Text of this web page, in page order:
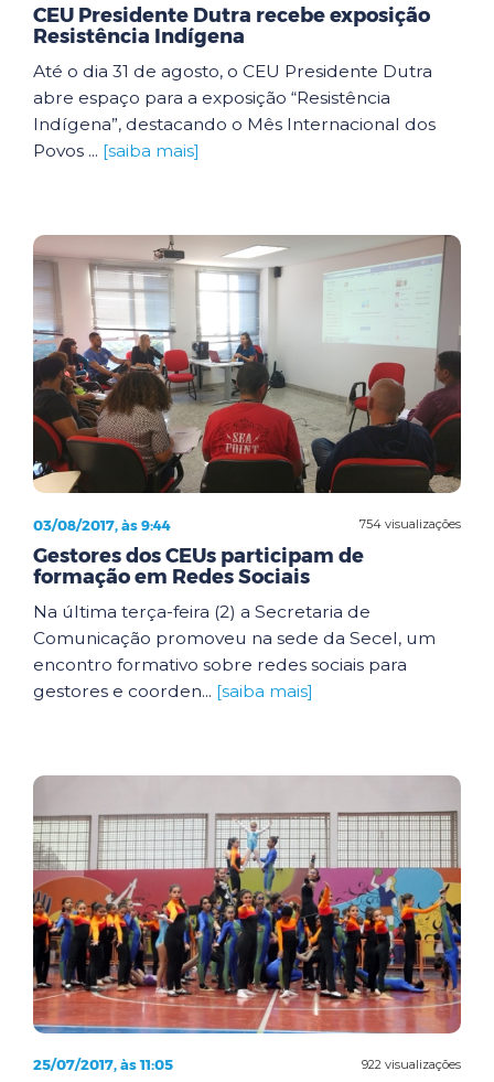
CEU Presidente Dutra recebe exposição
Resistência Indígena
Até o dia 31 de agosto, o CEU Presidente Dutra
abre espaço para a exposição “Resistência
Indígena”, destacando o Mês Internacional dos
Povos ... [saiba mais]
754 visualizações
03/08/2017, às 9:44
Gestores dos CEUs participam de
formação em Redes Sociais
Na última terça-feira (2) a Secretaria de
Comunicação promoveu na sede da Secel, um
encontro formativo sobre redes sociais para
gestores e coorden... [saiba mais]
922 visualizações
25/07/2017, às 11:05